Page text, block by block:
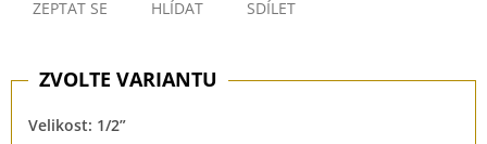
ZEPTAT SE HLÍDAT SDÍLET
Velikost: 1/2”